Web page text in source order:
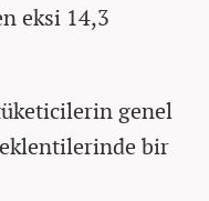
eksi 14,3
genel
bir